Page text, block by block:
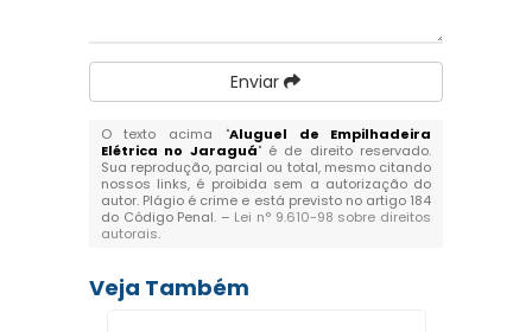
Enviar
O texto acima "Aluguel de Empilhadeira
Elétrica no Jaraguá" é de direito reservado.
Sua reprodução, parcial ou total, mesmo citando
nossos links, é proibida sem a autorização do
autor. Plágio é crime e está previsto no artigo 184
do Código Penal. – Lei n° 9.610-98 sobre direitos
autorais.
Veja Também